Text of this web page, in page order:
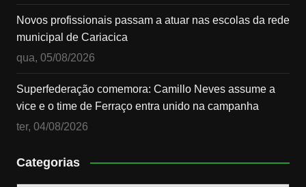
Novos profissionais passam a atuar nas escolas da rede
municipal de Cariacica
qua, 05/08/2026
Superfederação comemora: Camillo Neves assume a
vice e o time de Ferraço entra unido na campanha
ter, 04/08/2026
Categorias